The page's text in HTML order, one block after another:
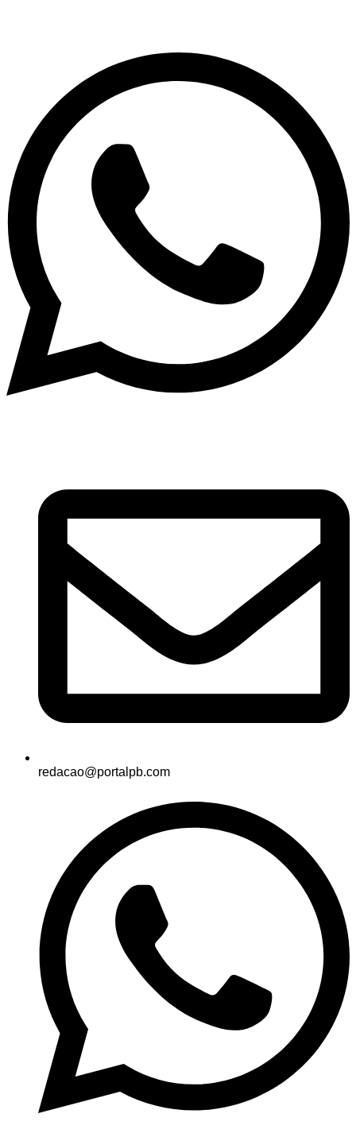
redacao@portalpb.com